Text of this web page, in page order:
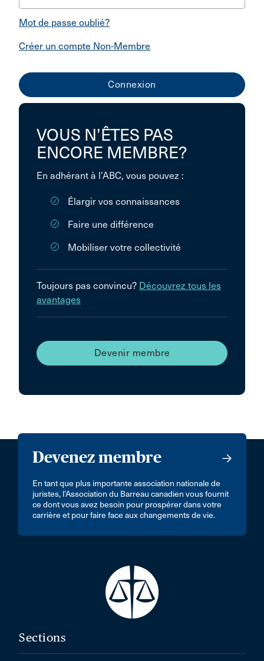
Mot de passe oublié?
Créer un compte Non-Membre
VOUS N’ÊTES PAS
ENCORE MEMBRE?
En adhérant à l’ABC, vous pouvez :
Élargir vos connaissances
Faire une différence
Mobiliser votre collectivité
Toujours pas convincu? Découvrez tous les
avantages
Devenir membre
Devenez membre
En tant que plus importante association nationale de
juristes, l’Association du Barreau canadien vous fournit
ce dont vous avez besoin pour prospérer dans votre
carrière et pour faire face aux changements de vie.
Sections